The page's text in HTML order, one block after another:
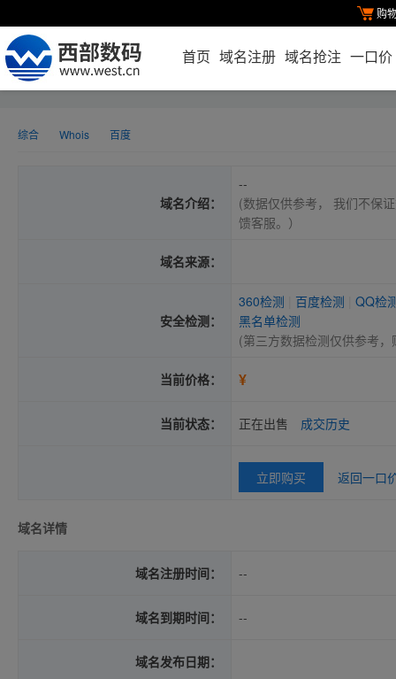
购
首页 域名注册 域名抢注 一口价
综合 Whois 百度
域名介绍：
--
(数据仅供参考， 我们不保
馈客服。）
域名来源：
安全检测：
360检测 百度检测
QQ检
黑名单检测
(第三方数据检测仅供参考
当前价格： ¥
当前状态： 正在出售 成交历史
立即购买 返回一口
域名详情
域名注册时间： --
域名到期时间： --
域名发布日期：